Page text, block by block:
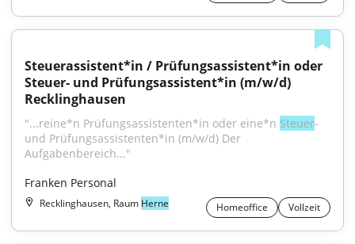
Steuerassistent*in / Prüfungsassistent*in oder
Steuer- und Prüfungsassistent*in (m/w/d)
Recklinghausen
"...reine*n Prüfungsassistenten*in oder eine*n Steuer-
und Prüfungsassistenten*in (m/w/d) Der
Aufgabenbereich..."
Franken Personal
Recklinghausen, Raum Herne Homeoffice Vollzeit